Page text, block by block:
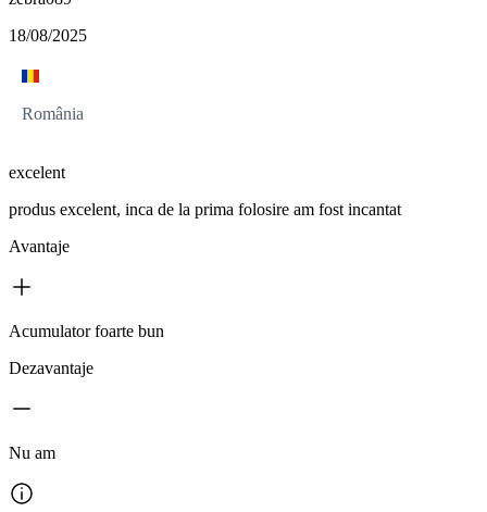
18/08/2025
România
excelent
produs excelent, inca de la prima folosire am fost incantat
Avantaje
Acumulator foarte bun
Dezavantaje
Nu am